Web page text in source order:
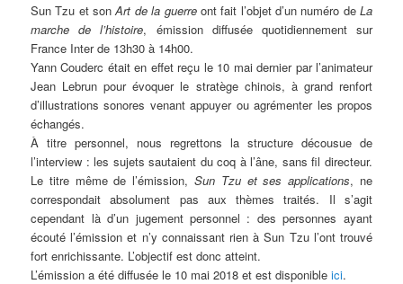
Sun Tzu et sonArt de la guerreont fait l’objet d’un numéro de La
marche de l’histoire, émission diffusée quotidiennement sur
France Inter de 13h30 à 14h00.
Yann Couderc était en effet reçu le 10 mai dernier par l’animateur
Jean Lebrun pour évoquer le stratège chinois, à grand renfort
d’illustrations sonores venant appuyer ou agrémenter les propos
échangés.
À titre personnel, nous regrettons la structure décousue de
l’interview : les sujets sautaient du coq à l’âne, sans fil directeur.
Le titre même de l’émission, Sun Tzu et ses applications, ne
correspondait absolument pas aux thèmes traités. Il s’agit
cependant là d’un jugement personnel : des personnes ayant
écouté l’émission et n’y connaissant rien à Sun Tzu l’ont trouvé
fort enrichissante. L’objectif est donc atteint.
L’émission a été diffusée le 10 mai 2018 et est disponibleici.